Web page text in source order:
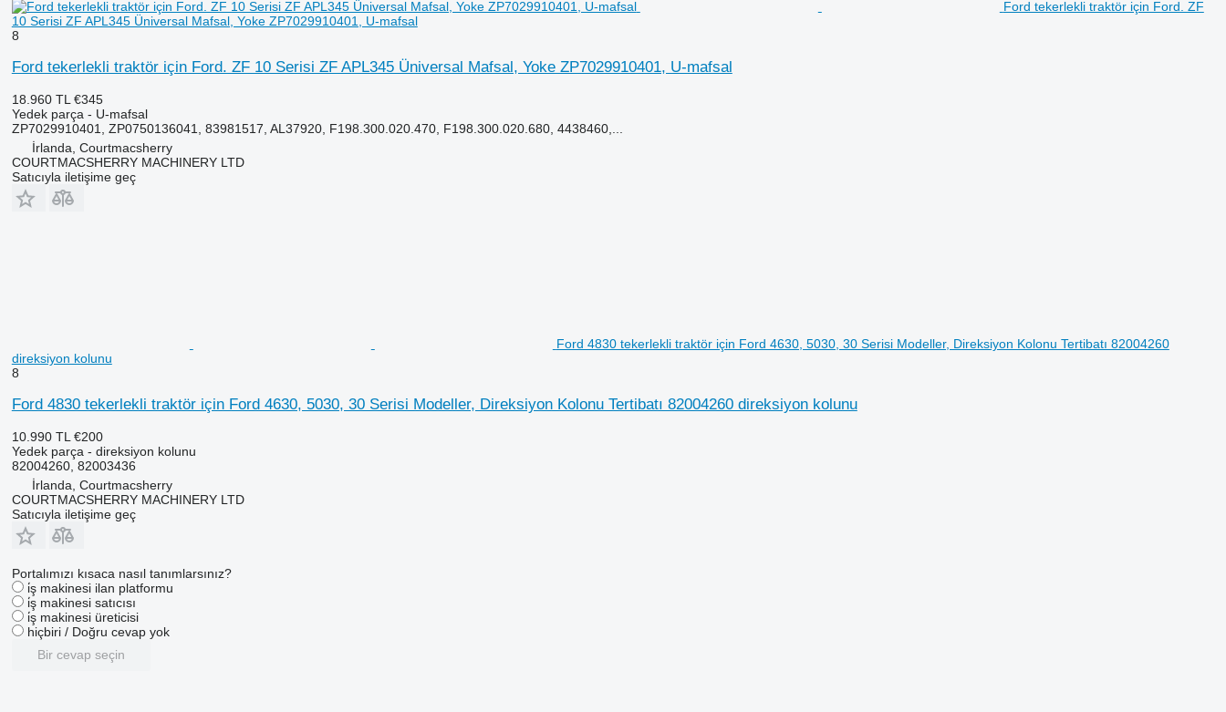
Ford tekerlekli traktör için Ford. ZF
10 Serisi ZF APL345 Üniversal Mafsal, Yoke ZP7029910401, U-mafsal
8
Ford tekerlekli traktör için Ford. ZF 10 Serisi ZF APL345 Üniversal Mafsal, Yoke ZP7029910401, U-mafsal
18.960 TL €345
Yedek parça - U-mafsal
ZP7029910401, ZP0750136041, 83981517, AL37920, F198.300.020.470, F198.300.020.680, 4438460,...
İrlanda, Courtmacsherry
COURTMACSHERRY MACHINERY LTD
Satıcıyla iletişime geç
Ford 4830 tekerlekli traktör için Ford 4630, 5030, 30 Serisi Modeller, Direksiyon Kolonu Tertibatı 82004260
direksiyon kolunu
8
Ford 4830 tekerlekli traktör için Ford 4630, 5030, 30 Serisi Modeller, Direksiyon Kolonu Tertibatı 82004260 direksiyon kolunu
10.990 TL €200
Yedek parça - direksiyon kolunu
82004260, 82003436
İrlanda, Courtmacsherry
COURTMACSHERRY MACHINERY LTD
Satıcıyla iletişime geç
Portalımızı kısaca nasıl tanımlarsınız?
i̇ş makinesi ilan platformu
i̇ş makinesi satıcısı
i̇ş makinesi üreticisi
hiçbiri / Doğru cevap yok
Bir cevap seçin